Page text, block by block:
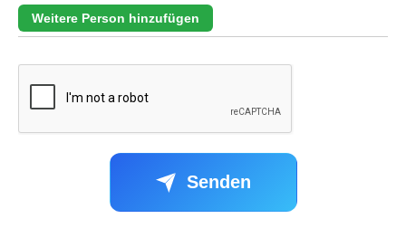
Weitere Person hinzufügen
Senden